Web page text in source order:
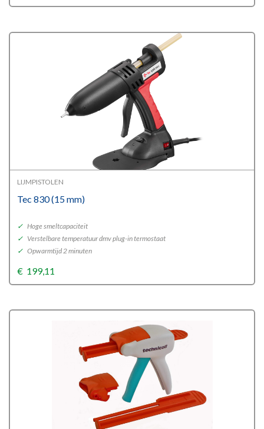
LIJMPISTOLEN
Tec 830 (15 mm)
✓ Hoge smeltcapaciteit
✓ Verstelbare temperatuur dmv plug-in termostaat
✓ Opwarmtijd 2 minuten
€ 199,11